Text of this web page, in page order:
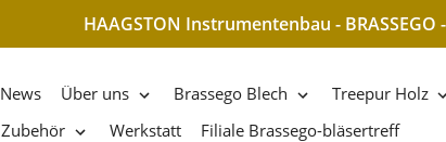
HAAGSTON Instrumentenbau - BRASSEGO
News Über uns Brassego Blech Treepur Holz
Zubehör Werkstatt Filiale Brassego-bläsertreff